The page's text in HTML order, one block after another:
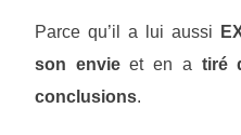
Parce qu’il a lui aussi
son envieet en a tiré
conclusions.